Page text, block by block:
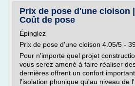
Prix de pose d'une cloison
Coût de pose
Épinglez
Prix de pose d'une cloison 4.05/5 -
Pour n'importe quel projet
vous serez amené à faire réaliser
dernières offrent un confort
l'isolation phonique qu'au niveau de